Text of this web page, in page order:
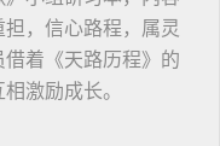
，信心路程，属灵
着《天路历程》的
激励成长。